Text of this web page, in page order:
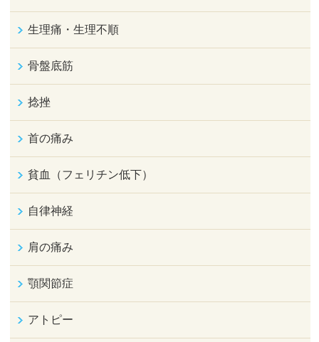
生理痛・生理不順
骨盤底筋
捻挫
首の痛み
貧血（フェリチン低下）
自律神経
肩の痛み
顎関節症
アトピー